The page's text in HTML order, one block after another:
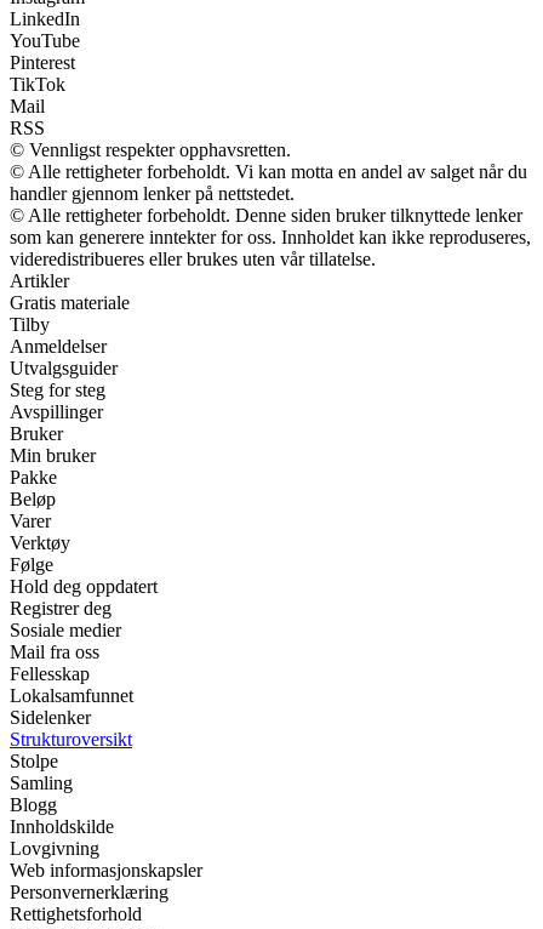
LinkedIn
YouTube
Pinterest
TikTok
Mail
RSS
© Vennligst respekter opphavsretten.
© Alle rettigheter forbeholdt. Vi kan motta en andel av salget når du
handler gjennom lenker på nettstedet.
© Alle rettigheter forbeholdt. Denne siden bruker tilknyttede lenker
som kan generere inntekter for oss. Innholdet kan ikke reproduseres,
videredistribueres eller brukes uten vår tillatelse.
Artikler
Gratis materiale
Tilby
Anmeldelser
Utvalgsguider
Steg for steg
Avspillinger
Bruker
Min bruker
Pakke
Beløp
Varer
Verktøy
Følge
Hold deg oppdatert
Registrer deg
Sosiale medier
Mail fra oss
Fellesskap
Lokalsamfunnet
Sidelenker
Strukturoversikt
Stolpe
Samling
Blogg
Innholdskilde
Lovgivning
Web informasjonskapsler
Personvernerklæring
Rettighetsforhold